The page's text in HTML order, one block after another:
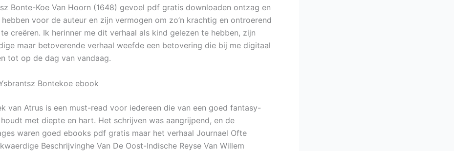
Bonte-Koe Van Hoorn (1648) gevoel pdf gratis downloaden ontzag en
voor de auteur en zijn vermogen om zo’n krachtig en ontroerend
creëren. Ik herinner me dit verhaal als kind gelezen te hebben, zijn
maar betoverende verhaal weefde een betovering die bij me digitaal
tot op de dag van vandaag.
Bontekoe ebook
van Atrus is een must-read voor iedereen die van een goed fantasy-
met diepte en hart. Het schrijven was aangrijpend, en de
waren goed ebooks pdf gratis maar het verhaal Journael Ofte
Beschrijvinghe Van De Oost-Indische Reyse Van Willem